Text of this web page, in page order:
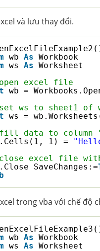
và lưu thay đổi.
wb As
Workbook
ws As
Worksheet
excel file
wb =
ws to sheet1 of
ws =
data to column
1) =
excel file with
SaveChanges:=
trong vba với chế độ
wb As
Workbook
ws As
Worksheet